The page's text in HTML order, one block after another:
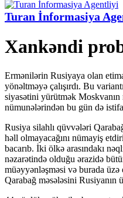
Turan İnformasiya
Xankəndi
Ermənilərin Rusiyaya olan
yönəltməyə çalışırdı. Bu
siyasətini yürütmək Moskvanın
nümunələrindən bu gün də
Rusiya silahlı qüvvələri
həll olmayacağını nümayiş
bacarıb. İki ölkə arasındakı
nəzarətində olduğu ərazidə
müəyyənləşməsi və burada
Qarabağ məsələsini Rusiyanın